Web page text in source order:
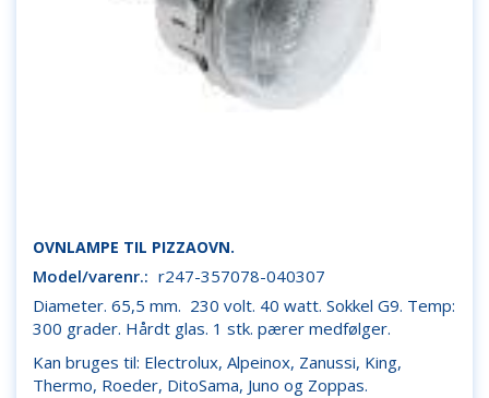
OVNLAMPE TIL PIZZAOVN.
Model/varenr.: r247-357078-040307
Diameter. 65,5 mm. 230 volt. 40 watt. Sokkel G9. Temp:
300 grader. Hårdt glas. 1 stk. pærer medfølger.
Kan bruges til: Electrolux, Alpeinox, Zanussi, King,
Thermo, Roeder, DitoSama, Juno og Zoppas.